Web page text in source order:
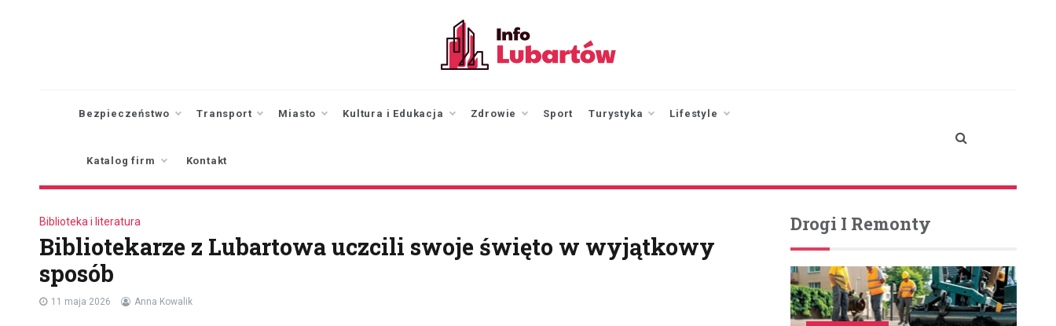
Bezpieczeństwo Transport Miasto Kultura i Edukacja Zdrowie Sport Turystyka Lifestyle
Katalog firm Kontakt
Biblioteka i literatura
Bibliotekarze z Lubartowa uczcili swoje święto w wyjątkowy
sposób
11 maja 2026 Anna Kowalik
Drogi I Remonty